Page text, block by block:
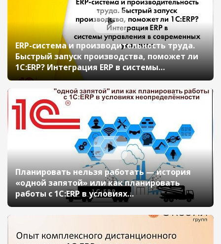
ERP-система и производительность труда.
Быстрый запуск производства, поможет ли
1С:ERP? Интеграция ERP в системы
управления в современных условиях
(онлайн-конференция «1С:ERP в облаках»
14 мая 2020 г., Кислов Алексей, «1С»)
Планировать нельзя работать — история
«одной запятой» или как планировать
работы с 1С:ERP в условиях
неопределённости (онлайн-конференция
«1С:ERP в облаках» 14 мая 2020 г., Кислов